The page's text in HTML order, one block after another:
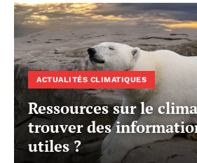
ACTUALITÉS CLIMATIQUES
Ressources sur le
trouver des
utiles ?